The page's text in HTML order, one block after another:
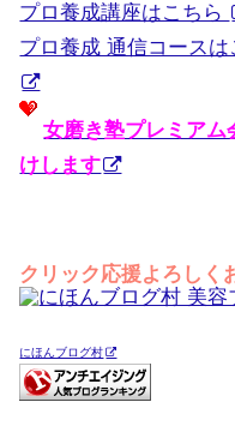
プロ養成講座はこちら
プロ養成 通信コースは
女磨き塾プレミアム
けします
クリック応援よろしく
にほんブログ村